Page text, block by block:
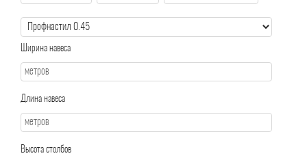
Ширина навеса
Длина навеса
Высота столбов